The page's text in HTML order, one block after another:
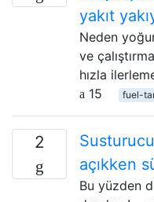
yakıt
Neden
ve
hızla
15
fuel-
2
açıkken
Bu yüzden